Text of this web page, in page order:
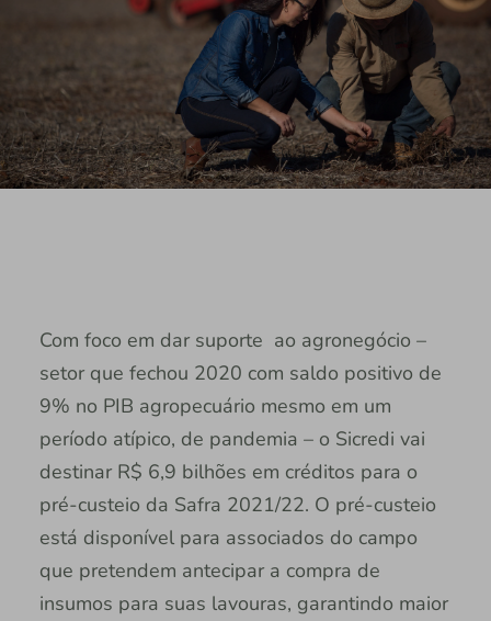
Com foco em dar suporte ao agronegócio –
setor que fechou 2020 com saldo positivo de
9% no PIB agropecuário mesmo em um
período atípico, de pandemia – o Sicredi vai
destinar R$ 6,9 bilhões em créditos para o
pré-custeio da Safra 2021/22. O pré-custeio
está disponível para associados do campo
que pretendem antecipar a compra de
insumos para suas lavouras, garantindo maior